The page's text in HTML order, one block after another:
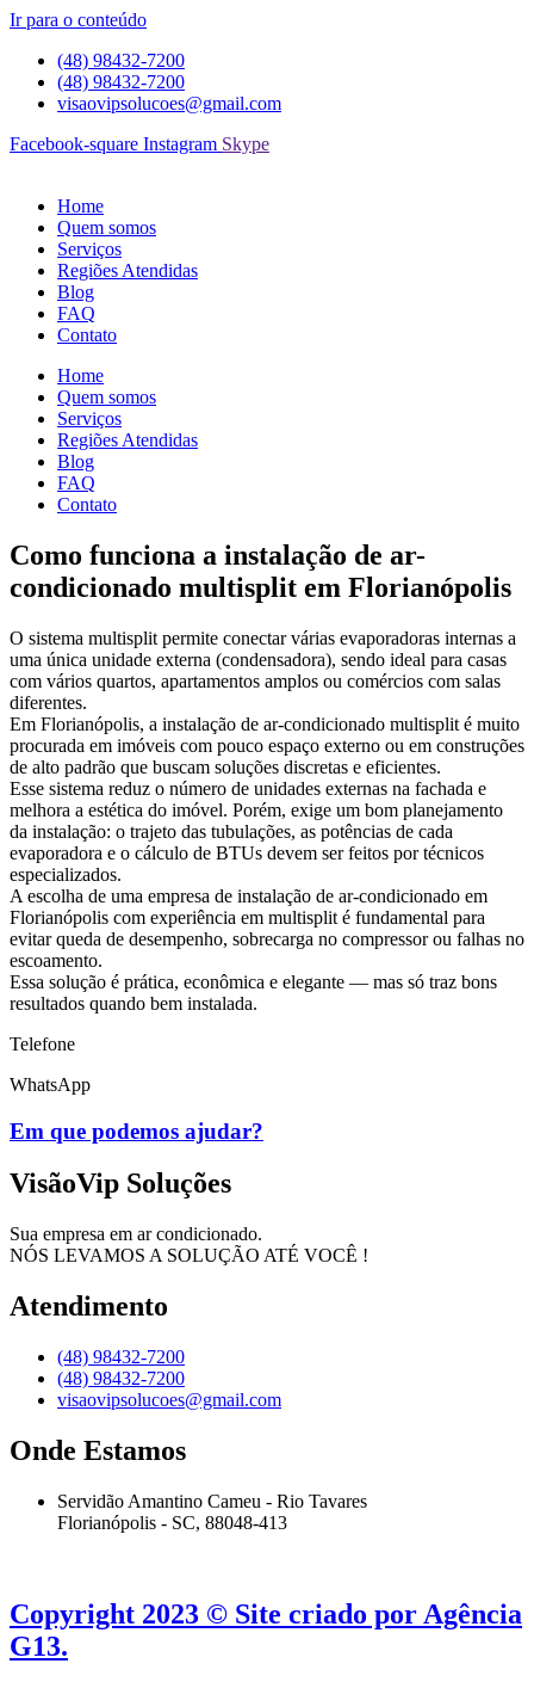
Ir para o conteúdo
(48) 98432-7200
(48) 98432-7200
visaovipsolucoes@gmail.com
Facebook-square Instagram Skype
Home
Quem somos
Serviços
Regiões Atendidas
Blog
FAQ
Contato
Home
Quem somos
Serviços
Regiões Atendidas
Blog
FAQ
Contato
Como funciona a instalação de ar-
condicionado multisplit em Florianópolis
O sistema multisplit permite conectar várias evaporadoras internas a
uma única unidade externa (condensadora), sendo ideal para casas
com vários quartos, apartamentos amplos ou comércios com salas
diferentes.
Em Florianópolis, a instalação de ar-condicionado multisplit é muito
procurada em imóveis com pouco espaço externo ou em construções
de alto padrão que buscam soluções discretas e eficientes.
Esse sistema reduz o número de unidades externas na fachada e
melhora a estética do imóvel. Porém, exige um bom planejamento
da instalação: o trajeto das tubulações, as potências de cada
evaporadora e o cálculo de BTUs devem ser feitos por técnicos
especializados.
A escolha de uma empresa de instalação de ar-condicionado em
Florianópolis com experiência em multisplit é fundamental para
evitar queda de desempenho, sobrecarga no compressor ou falhas no
escoamento.
Essa solução é prática, econômica e elegante — mas só traz bons
resultados quando bem instalada.
Telefone
WhatsApp
Em que podemos ajudar?
VisãoVip Soluções
Sua empresa em ar condicionado.
NÓS LEVAMOS A SOLUÇÃO ATÉ VOCÊ !
Atendimento
(48) 98432-7200
(48) 98432-7200
visaovipsolucoes@gmail.com
Onde Estamos
Servidão Amantino Cameu - Rio Tavares
Florianópolis - SC, 88048-413
Copyright 2023 © Site criado por Agência
G13.